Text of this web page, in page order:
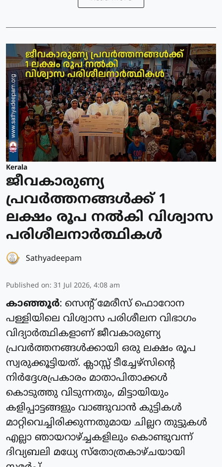
Kerala
ജീവകാരുണ്യ
പ്രവർത്തനങ്ങൾക്ക് 1
ലക്ഷം രൂപ നൽകി വിശ്വാസ
പരിശീലനാർത്ഥികൾ
Sathyadeepam
Published on: 31 Jul 2026, 4:08 am
കാഞ്ഞൂർ: സെന്റ് മേരീസ് ഫൊറോന
പള്ളിയിലെ വിശ്വാസ പരിശീലന വിഭാഗം
വിദ്യാർത്ഥികളാണ് ജീവകാരുണ്യ
പ്രവർത്തനങ്ങൾക്കായി ഒരു ലക്ഷം രൂപ
സ്വരുക്കൂട്ടിയത്. ക്ലാസ്സ്‌ ടീച്ചേഴ്സിന്റെ
നിർദ്ദേശപ്രകാരം മാതാപിതാക്കൾ
കൊടുത്തു വിടുന്നതും, മിട്ടായിയും
കളിപ്പാട്ടങ്ങളും വാങ്ങുവാൻ കുട്ടികൾ
മാറ്റിവെച്ചിരിക്കുന്നതുമായ ചില്ലറ തുട്ടുകൾ
എല്ലാ ഞായറാഴ്ച്ചകളിലും കൊണ്ടുവന്ന്
ദിവ്യബലി മധ്യേ സ്തോത്രകാഴ്ചയായി